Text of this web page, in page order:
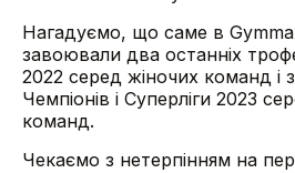
Нагадуємо, що саме в
завоювали два останніх
2022 серед жіночих команд і
Чемпіонів і Суперліги 2023
команд.
Чекаємо з нетерпінням на